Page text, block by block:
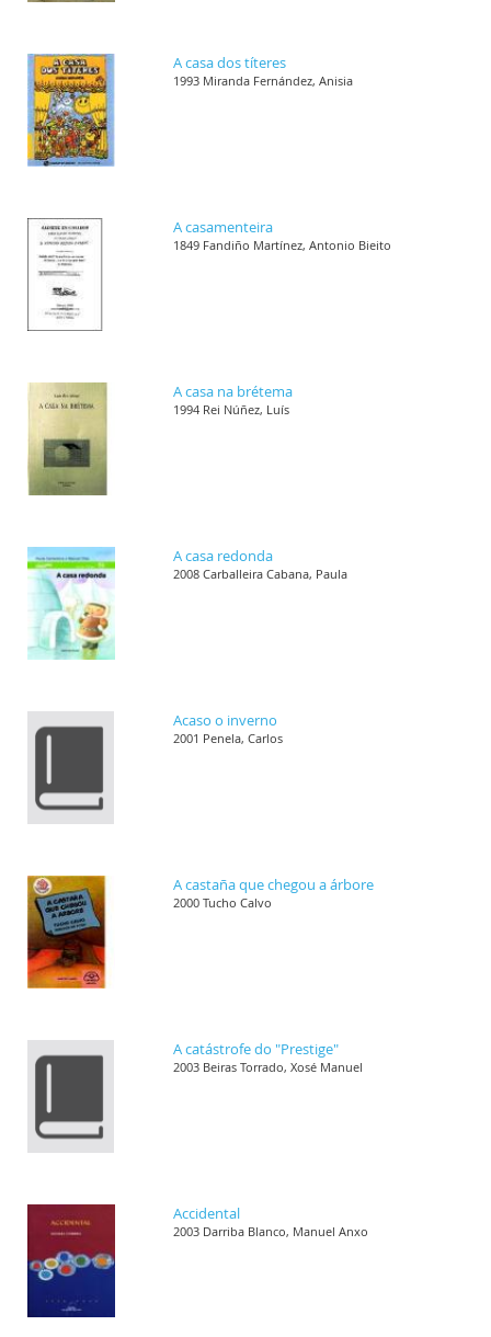
A casa dos títeres
1993 Miranda Fernández, Anisia
A casamenteira
1849 Fandiño Martínez, Antonio Bieito
A casa na brétema
1994 Rei Núñez, Luís
A casa redonda
2008 Carballeira Cabana, Paula
Acaso o inverno
2001 Penela, Carlos
A castaña que chegou a árbore
2000 Tucho Calvo
A catástrofe do "Prestige"
2003 Beiras Torrado, Xosé Manuel
Accidental
2003 Darriba Blanco, Manuel Anxo